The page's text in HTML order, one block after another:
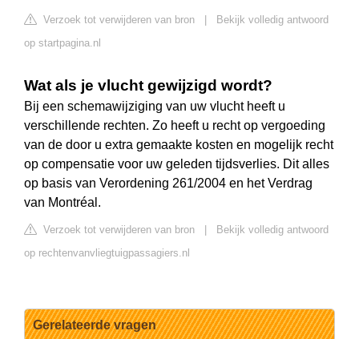
Verzoek tot verwijderen van bron
Bekijk volledig antwoord
op startpagina.nl
Wat als je vlucht gewijzigd wordt?
Bij een schemawijziging van uw vlucht heeft u
verschillende rechten. Zo heeft u recht op vergoeding
van de door u extra gemaakte kosten en mogelijk recht
op compensatie voor uw geleden tijdsverlies. Dit alles
op basis van Verordening 261/2004 en het Verdrag
van Montréal.
Verzoek tot verwijderen van bron
Bekijk volledig antwoord
op rechtenvanvliegtuigpassagiers.nl
Gerelateerde vragen